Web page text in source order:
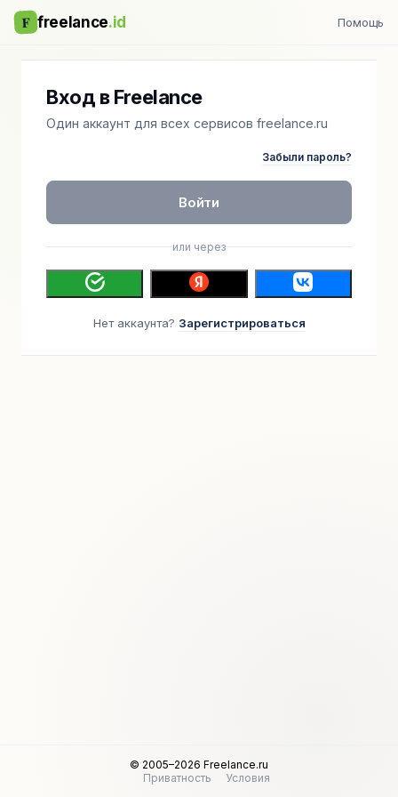
F freelance.id Помощь
Вход в Freelance
Один аккаунт для всех сервисов freelance.ru
Забыли пароль?
Войти
или через
Нет аккаунта? Зарегистрироваться
© 2005–2026 Freelance.ru
Приватность
Условия